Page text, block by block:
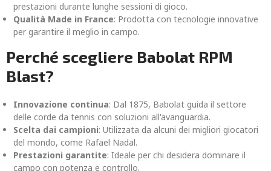
prestazioni durante lunghe sessioni di gioco.
Qualità Made in France: Prodotta con tecnologie innovative
per garantire il meglio in campo.
Perché scegliere Babolat RPM
Blast?
Innovazione continua: Dal 1875, Babolat guida il settore
delle corde da tennis con soluzioni all'avanguardia.
Scelta dai campioni: Utilizzata da alcuni dei migliori giocatori
del mondo, come Rafael Nadal.
Prestazioni garantite: Ideale per chi desidera dominare il
campo con potenza e controllo.